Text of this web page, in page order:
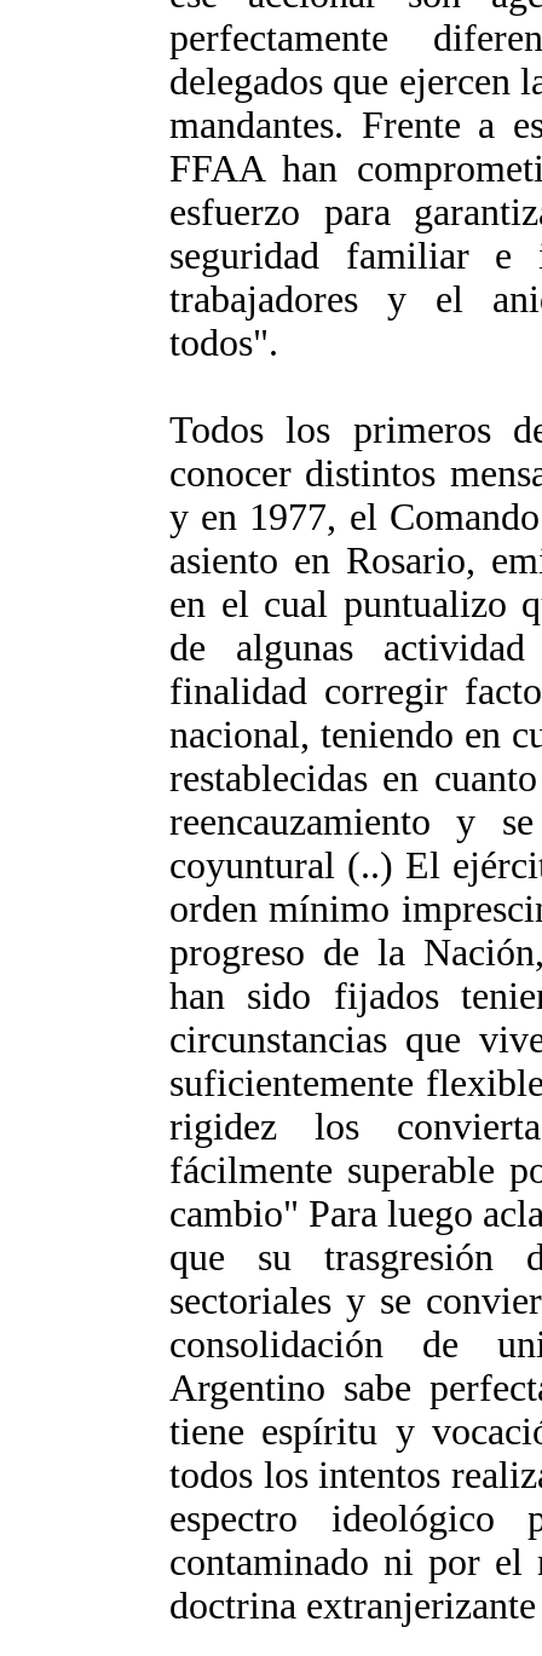
perfectamente
delegados que ejercen
mandantes. Frente a
FFAA han
esfuerzo para
seguridad familiar e
trabajadores y el
todos".
Todos los primeros
conocer distintos
y en 1977, el
asiento en Rosario,
en el cual puntualizo
de algunas
finalidad corregir
nacional, teniendo en
restablecidas en
reencauzamiento y
coyuntural (..) El
orden mínimo
progreso de la
han sido fijados
circunstancias que
suficientemente
rigidez los
fácilmente superable
cambio" Para luego
que su trasgresión
sectoriales y se
consolidación de
Argentino sabe
tiene espíritu y
todos los intentos
espectro
contaminado ni por el
doctrina